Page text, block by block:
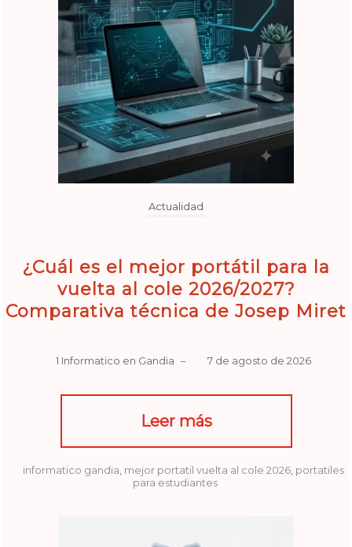
Actualidad
¿Cuál es el mejor portátil para la
vuelta al cole 2026/2027?
Comparativa técnica de Josep Miret
1 Informatico en Gandia – 7 de agosto de 2026
Leer más
informatico gandia, mejor portatil vuelta al cole 2026, portatiles
para estudiantes